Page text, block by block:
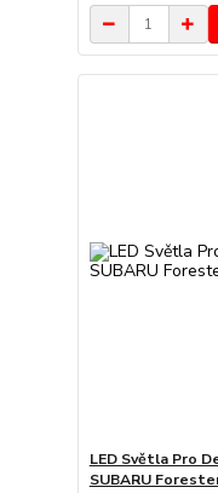
LED Světla Pro
SUBARU